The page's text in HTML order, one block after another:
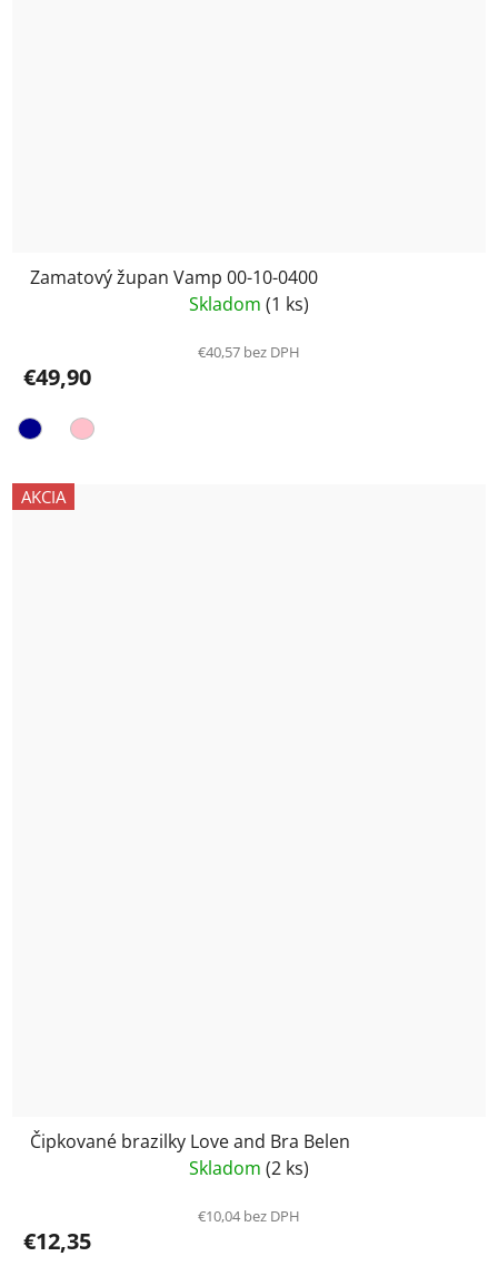
Zamatový župan Vamp 00-10-0400
Skladom (1 ks)
€40,57 bez DPH
€49,90
AKCIA
Čipkované brazilky Love and Bra Belen
Skladom (2 ks)
€10,04 bez DPH
€12,35